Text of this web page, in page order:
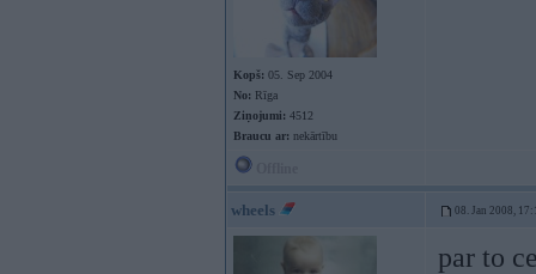
Kopš: 05. Sep 2004
No: Rīga
Ziņojumi: 4512
Braucu ar: nekārtību
wheels 08. Jan 2008,
par to